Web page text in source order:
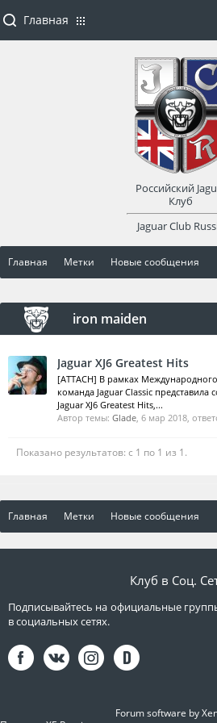
Главная Метки Новые сообщения
iron maiden
Jaguar XJ6 Greatest Hits
[ATTACH] В рамках
команда Jaguar Classic
Jaguar XJ6 Greatest Hits,...
Автор темы: Glade, 6 мар 2018,
Показано результатов: с 1 по 1 из 1.
Главная Метки Новые сообщения
Главная
Российский
Клуб
Jaguar Club
Клуб в Соц.
Подписывайтесь на официальные
в социальных сетях.
Forum software by